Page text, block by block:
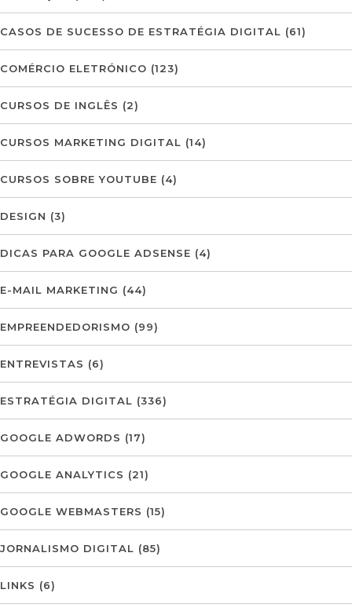
CASOS DE SUCESSO DE ESTRATÉGIA DIGITAL (61)
COMÉRCIO ELETRÓNICO (123)
CURSOS DE INGLÊS (2)
CURSOS MARKETING DIGITAL (14)
CURSOS SOBRE YOUTUBE (4)
DESIGN (3)
DICAS PARA GOOGLE ADSENSE (4)
E-MAIL MARKETING (44)
EMPREENDEDORISMO (99)
ENTREVISTAS (6)
ESTRATÉGIA DIGITAL (336)
GOOGLE ADWORDS (17)
GOOGLE ANALYTICS (21)
GOOGLE WEBMASTERS (15)
JORNALISMO DIGITAL (85)
LINKS (6)